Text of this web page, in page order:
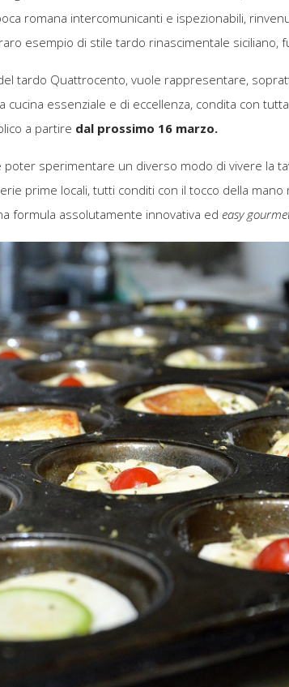
romana intercomunicanti e ispezionabili,
raro esempio di stile tardo rinascimentale
tardo Quattrocento, vuole rappresentare,
cucina essenziale e di eccellenza, condita con
a partire dal prossimo 16 marzo.
sperimentare un diverso modo di vivere la
prime locali, tutti conditi con il tocco della
formula assolutamente innovativa ed easy